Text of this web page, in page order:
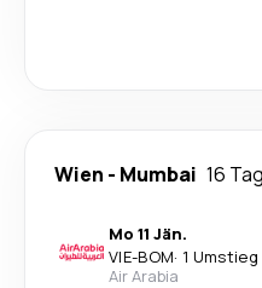
Wien - Mumbai 16
Mo 11 Jän.
VIE-BOM· 1 Umstieg
Air Arabia